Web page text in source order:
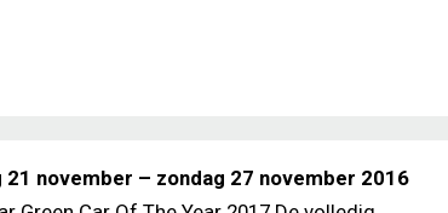
21 november – zondag 27 november 2016